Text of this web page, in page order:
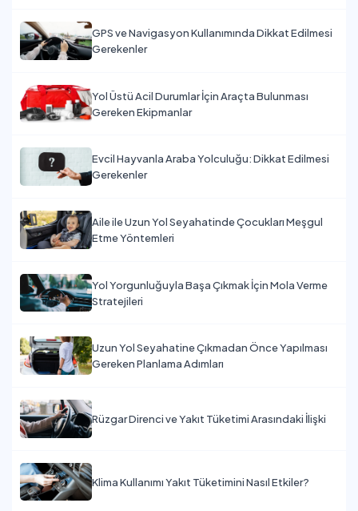
GPS ve Navigasyon Kullanımında Dikkat Edilmesi
Gerekenler
Yol Üstü Acil Durumlar İçin Araçta Bulunması
Gereken Ekipmanlar
Evcil Hayvanla Araba Yolculuğu: Dikkat Edilmesi
Gerekenler
Aile ile Uzun Yol Seyahatinde Çocukları Meşgul
Etme Yöntemleri
Yol Yorgunluğuyla Başa Çıkmak İçin Mola Verme
Stratejileri
Uzun Yol Seyahatine Çıkmadan Önce Yapılması
Gereken Planlama Adımları
Rüzgar Direnci ve Yakıt Tüketimi Arasındaki İlişki
Klima Kullanımı Yakıt Tüketimini Nasıl Etkiler?